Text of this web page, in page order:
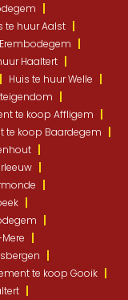
te huur Aalst
Haaltert
Huis te huur Welle
te koop Affligem
te koop Baardegem
te koop Gooik